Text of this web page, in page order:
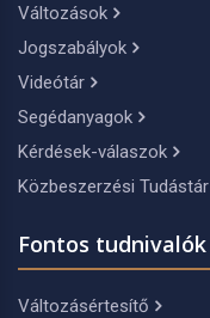
Változások
Jogszabályok
Videótár
Segédanyagok
Kérdések-válaszok
Közbeszerzési Tudástár
Fontos tudnivalók
Változásértesítő